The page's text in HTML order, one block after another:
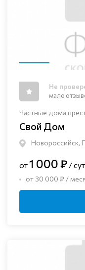
Частные дома
Свой Дом
Новороссийск,
Не
мало
от1 000 ₽ /
от 30 000 ₽ /